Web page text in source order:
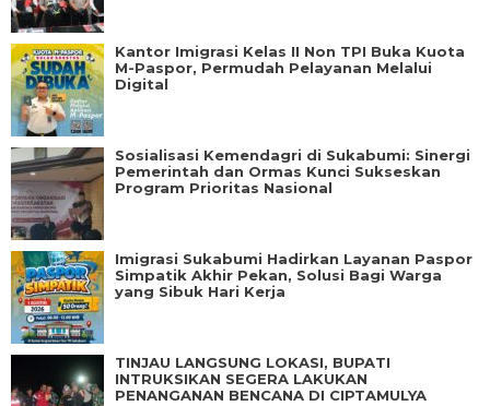
Kantor Imigrasi Kelas II Non TPI Buka Kuota
M-Paspor, Permudah Pelayanan Melalui
Digital
Sosialisasi Kemendagri di Sukabumi: Sinergi
Pemerintah dan Ormas Kunci Sukseskan
Program Prioritas Nasional
Imigrasi Sukabumi Hadirkan Layanan Paspor
Simpatik Akhir Pekan, Solusi Bagi Warga
yang Sibuk Hari Kerja
TINJAU LANGSUNG LOKASI, BUPATI
INTRUKSIKAN SEGERA LAKUKAN
PENANGANAN BENCANA DI CIPTAMULYA